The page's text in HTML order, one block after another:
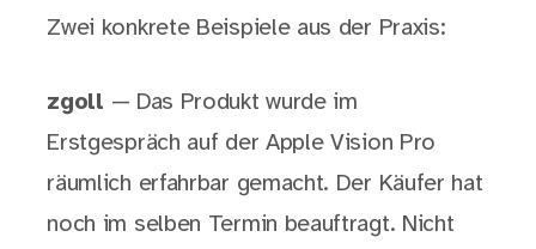
Zwei konkrete Beispiele aus der Praxis:
zgoll — Das Produkt wurde im
Erstgespräch auf der Apple Vision Pro
räumlich erfahrbar gemacht. Der Käufer hat
noch im selben Termin beauftragt. Nicht